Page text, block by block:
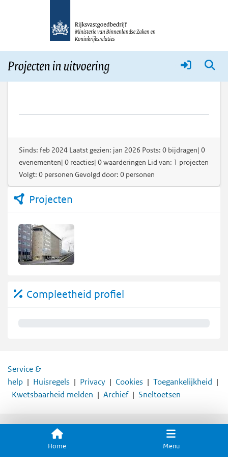
Home Menu
Thomas Van Gerwen
Sinds: feb 2024 Laatst gezien: jan 2026 Posts: 0 bijdragen| 0
evenementen| 0 reacties| 0 waarderingen Lid van: 1 projecten
Volgt: 0 personen Gevolgd door: 0 personen
Projecten
Compleetheid profiel
Service &
help
Huisregels Privacy Cookies
Toegankelijkheid
Kwetsbaarheid melden
Archief Sneltoetsen